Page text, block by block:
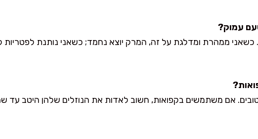
ממהרת ומדלגת על זה, המרק יוצא נחמד; כשאני נותנת
אם משתמשים בקפואות, חשוב לאדות את הנוזלים שלהן היטב עד